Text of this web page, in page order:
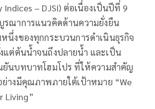
– DJSI) ต่อเนื่องเป็นปีที่ 9
รณาการแนวคิดด้านความยั่งยืน
นึ่งของทุกกระบวนการดำเนินธุรกิจ
แต่ต้นน้ำจนถึงปลายน้ำ และเป็น
ยันบทบาทโฮมโปร ที่ให้ความสำคัญ
ย่างมีคุณภาพภายใต้เป้าหมาย “We
Living”